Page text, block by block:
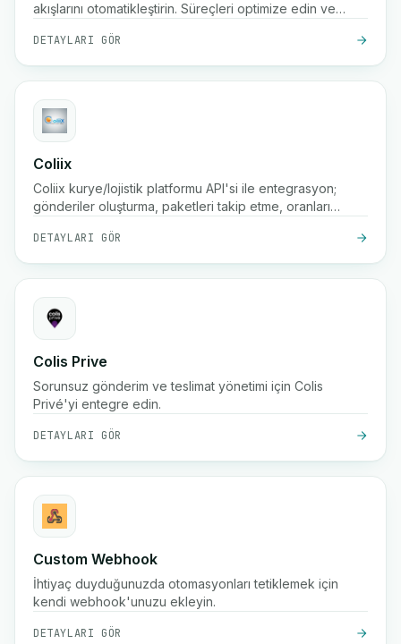
akışlarını otomatikleştirin. Süreçleri optimize edin ve
DETAYLARI GÖR
Coliix
Coliix kurye/lojistik platformu API'si ile entegrasyon;
gönderiler oluşturma, paketleri takip etme, oranları
DETAYLARI GÖR
Colis Prive
Sorunsuz gönderim ve teslimat yönetimi için Colis
Privé'yi entegre edin.
DETAYLARI GÖR
Custom Webhook
İhtiyaç duyduğunuzda otomasyonları tetiklemek için
kendi webhook'unuzu ekleyin.
DETAYLARI GÖR